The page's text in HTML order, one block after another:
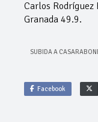
Carlos Rodríguez
Granada 49.9.
SUBIDA A
Facebook